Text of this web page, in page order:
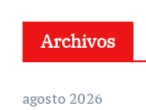
Archivos
agosto 2026